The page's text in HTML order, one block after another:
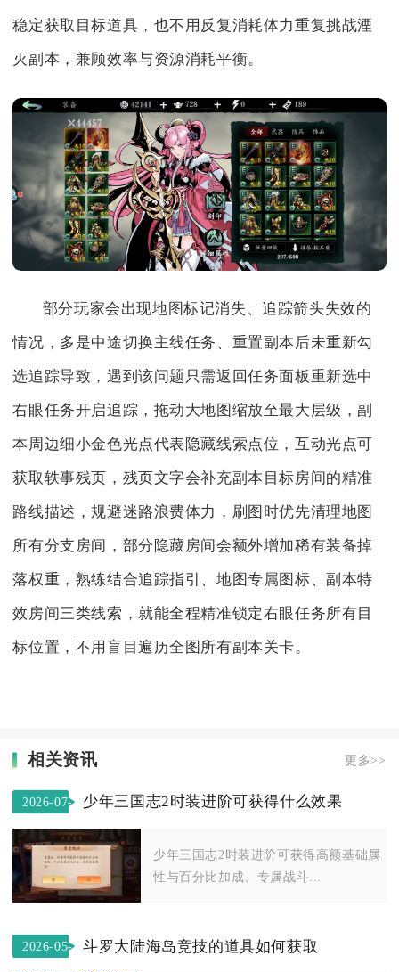
稳定获取目标道具，也不用反复消耗体力重复挑战湮
灭副本，兼顾效率与资源消耗平衡。
部分玩家会出现地图标记消失、追踪箭头失效的
情况，多是中途切换主线任务、重置副本后未重新勾
选追踪导致，遇到该问题只需返回任务面板重新选中
右眼任务开启追踪，拖动大地图缩放至最大层级，副
本周边细小金色光点代表隐藏线索点位，互动光点可
获取轶事残页，残页文字会补充副本目标房间的精准
路线描述，规避迷路浪费体力，刷图时优先清理地图
所有分支房间，部分隐藏房间会额外增加稀有装备掉
落权重，熟练结合追踪指引、地图专属图标、副本特
效房间三类线索，就能全程精准锁定右眼任务所有目
标位置，不用盲目遍历全图所有副本关卡。
相关资讯 更多>>
2026-07-
少年三国志2时装进阶可获得什么效果
少年三国志2时装进阶可获得高额基础属
性与百分比加成、专属战斗...
2026-05-
斗罗大陆海岛竞技的道具如何获取